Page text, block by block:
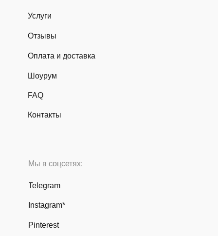
Мы в соцсетях:
Instagram*
Telegram
Услуги
Отзывы
Оплата и доставка
Шоурум
FAQ
Контакты
Pinterest